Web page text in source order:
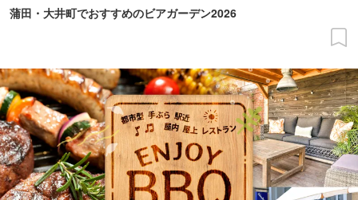
蒲田・大井町でおすすめのビアガーデン2026